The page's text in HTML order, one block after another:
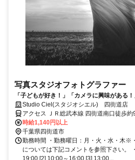
写真スタジオフォトグラファー
「子どもが好き！」「カメラに興味がある
ハイクオリティな写真を提供するフォトス
す♪
Studio Ciel(スタジオシエル) 四街道店
アクセス ＪＲ総武本線 四街道南口徒歩約
時給1,140円以上
千葉県四街道市
勤務時間 ・勤務曜日：月・火・水・木※
については下記コメントを参照下さい。
19:00 [2] 10:00～16:00 [3] 13:00...